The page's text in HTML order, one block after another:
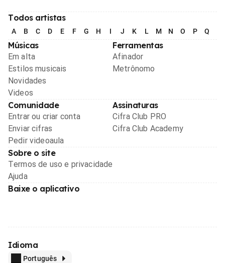
Todos artistas
A B C D E F G H I J K L M N O P Q
Músicas
Em alta
Estilos musicais
Novidades
Videos
Ferramentas
Afinador
Metrônomo
Comunidade
Entrar ou criar conta
Enviar cifras
Pedir videoaula
Assinaturas
Cifra Club PRO
Cifra Club Academy
Sobre o site
Termos de uso e privacidade
Ajuda
Baixe o aplicativo
Idioma
Português